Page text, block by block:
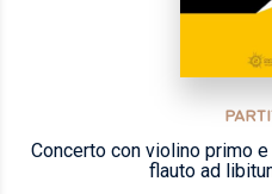
Concerto con violino primo
flauto ad